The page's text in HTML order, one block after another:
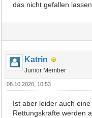
das nicht gefallen
Katrin
Junior Member
08.10.2020, 10:53
Ist aber leider auch eine
Rettungskräfte werden